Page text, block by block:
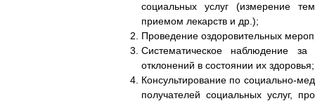
социальных услуг (измерение
приемом лекарств и др.);
Проведение оздоровительных
Систематическое наблюдение
отклонений в состоянии их здоровья;
Консультирование по социально-
получателей социальных услуг,